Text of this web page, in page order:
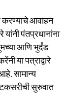
करण्याचे आवाहन
पंतप्रधानांना
आणि भुर्दंड
या पत्राद्वारे
सामान्य
सुरुवात